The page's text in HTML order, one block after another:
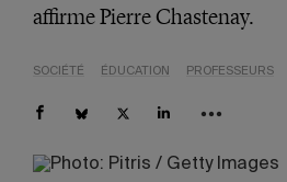
affirme Pierre Chastenay.
SOCIÉTÉ ÉDUCATION PROFESSEURS